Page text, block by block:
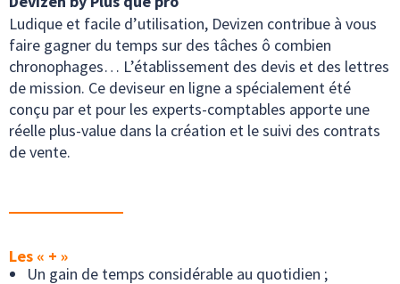
Ludique et facile d’utilisation, Devizen contribue à vous
faire gagner du temps sur des tâches ô combien
chronophages… L’établissement des devis et des lettres
de mission. Ce deviseur en ligne a spécialement été
conçu par et pour les experts-comptables apporte une
réelle plus-value dans la création et le suivi des contrats
de vente.
Les « + »
Un gain de temps considérable au quotidien ;